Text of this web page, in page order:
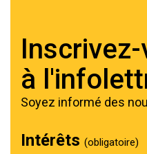
à
Soyez informé des
Intérêts (obligatoire)